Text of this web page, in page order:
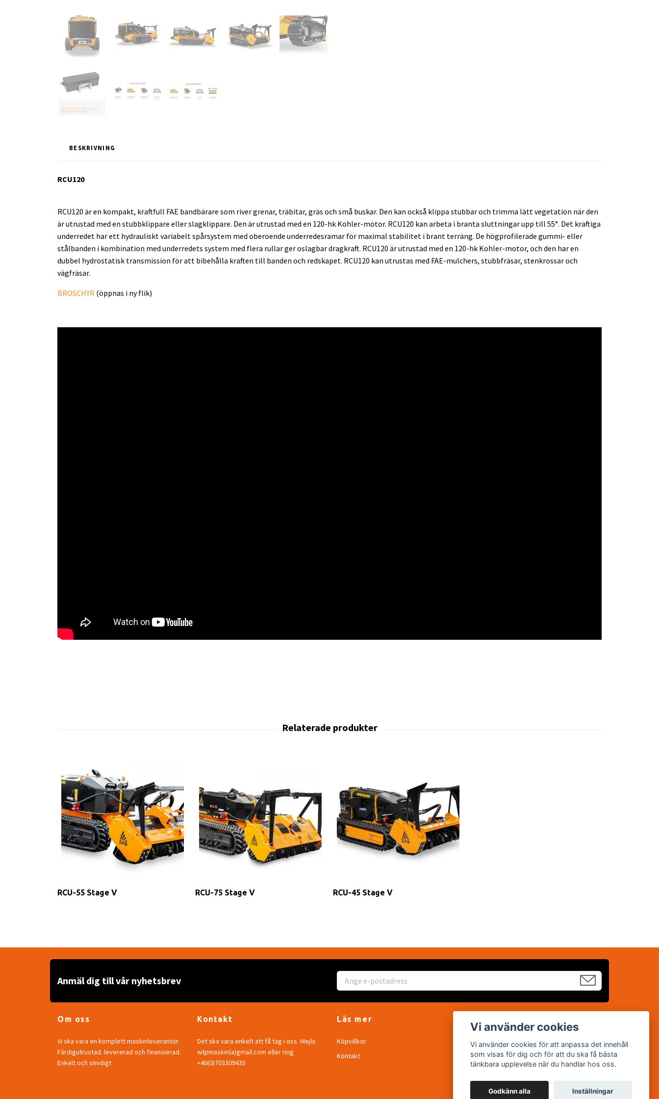
BESKRIVNING
RCU120
RCU120 är en kompakt, kraftfull FAE bandbärare som river grenar, träbitar, gräs och små buskar. Den kan också klippa stubbar och trimma lätt vegetation när den
är utrustad med en stubbklippare eller slagklippare. Den är utrustad med en 120-hk Kohler-motor. RCU120 kan arbeta i branta sluttningar upp till 55°. Det kraftiga
underredet har ett hydrauliskt variabelt spårsystem med oberoende underredesramar för maximal stabilitet i brant terräng. De högprofilerade gummi- eller
stålbanden i kombination med underredets system med flera rullar ger oslagbar dragkraft. RCU120 är utrustad med en 120-hk Kohler-motor, och den har en
dubbel hydrostatisk transmission för att bibehålla kraften till banden och redskapet. RCU120 kan utrustas med FAE-mulchers, stubbfräsar, stenkrossar och
vägfräsar.
BROSCHYR (öppnas i ny flik)
RCU-55 Stage V RCU-75 Stage V RCU-45 Stage V
Anmäl dig till vår nyhetsbrev
Om oss
Vi ska vara en komplett maskinleverantör.
Färdigutrustad. levererad och finansierad.
Enkelt och smidigt
Kontakt
Det ska vara enkelt att få tag i oss. Mejla
wtpmaskin(a)gmail.com eller ring
+46(0)703309435
Läs mer
Köpvillkor
Kontakt
Facebook
YouTube
Vi använder cookies
Vi använder cookies för att anpassa det innehåll
som visas för dig och för att du ska få bästa
tänkbara upplevelse när du handlar hos oss.
Godkänn alla Inställningar